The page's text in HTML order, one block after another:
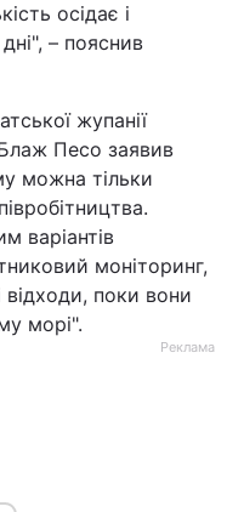
осідає і
– пояснив
жупанії
Песо заявив
можна тільки
варіантів
моніторинг,
поки вони
морі".
Реклама